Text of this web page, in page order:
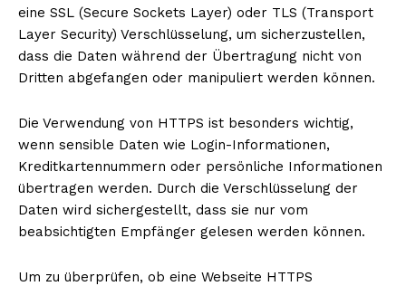
eine SSL (Secure Sockets Layer) oder TLS (Transport
Layer Security) Verschlüsselung, um sicherzustellen,
dass die Daten während der Übertragung nicht von
Dritten abgefangen oder manipuliert werden können.
Die Verwendung von HTTPS ist besonders wichtig,
wenn sensible Daten wie Login-Informationen,
Kreditkartennummern oder persönliche Informationen
übertragen werden. Durch die Verschlüsselung der
Daten wird sichergestellt, dass sie nur vom
beabsichtigten Empfänger gelesen werden können.
Um zu überprüfen, ob eine Webseite HTTPS